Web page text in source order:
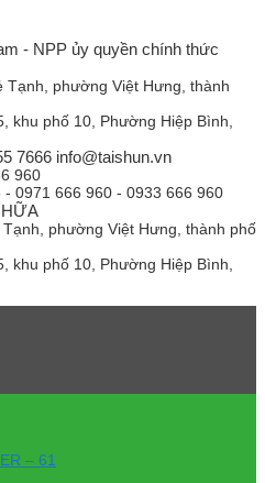
- NPP ủy quyền chính thức
Tạnh, phường Việt Hưng, thành
khu phố 10, Phường Hiệp Bình,
7666 info@taishun.vn
960
- 0971 666 960 - 0933 666 960
phường Việt Hưng, thành phố
khu phố 10, Phường Hiệp Bình,
– 61